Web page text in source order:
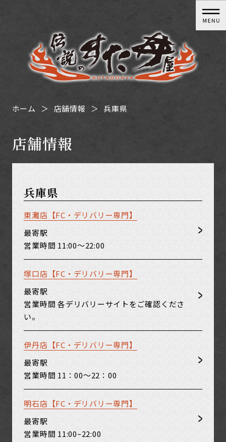
ホーム 店舗情報 兵庫県
店舗情報
兵庫県
東灘店【FC・デリバリー専門】
最寄駅
営業時間 11:00～22:00
塚口店【FC・デリバリー専門】
最寄駅
営業時間 各デリバリーサイトをご確認くださ
い。
伊丹店【FC・デリバリー専門】
最寄駅
営業時間 11：00～22：00
明石店【FC・デリバリー専門】
最寄駅
営業時間 11:00~22:00